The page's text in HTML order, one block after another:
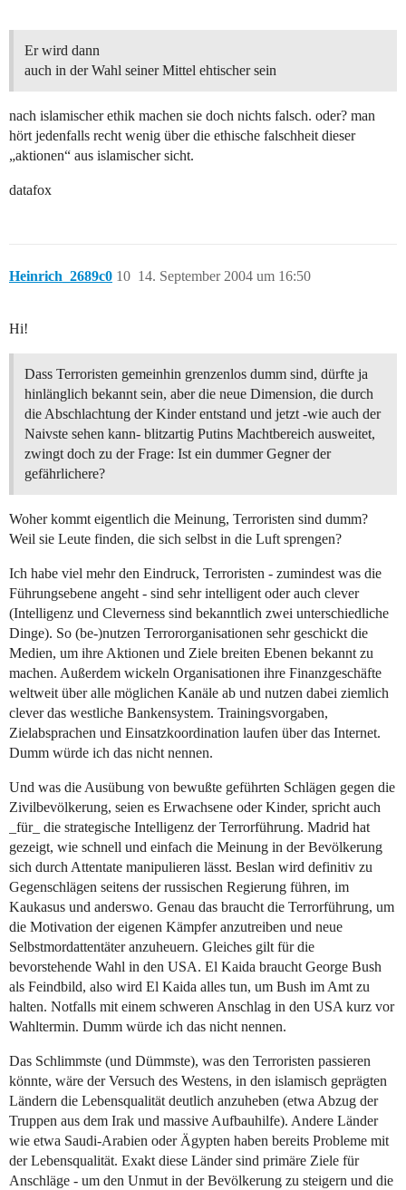
Er wird dann
auch in der Wahl seiner Mittel ehtischer sein
nach islamischer ethik machen sie doch nichts falsch. oder? man
hört jedenfalls recht wenig über die ethische falschheit dieser
„aktionen“ aus islamischer sicht.
datafox
Heinrich_2689c0 14. September 2004 um 16:50
10
Hi!
Dass Terroristen gemeinhin grenzenlos dumm sind, dürfte ja
hinlänglich bekannt sein, aber die neue Dimension, die durch
die Abschlachtung der Kinder entstand und jetzt -wie auch der
Naivste sehen kann- blitzartig Putins Machtbereich ausweitet,
zwingt doch zu der Frage: Ist ein dummer Gegner der
gefährlichere?
Woher kommt eigentlich die Meinung, Terroristen sind dumm?
Weil sie Leute finden, die sich selbst in die Luft sprengen?
Ich habe viel mehr den Eindruck, Terroristen - zumindest was die
Führungsebene angeht - sind sehr intelligent oder auch clever
(Intelligenz und Cleverness sind bekanntlich zwei unterschiedliche
Dinge). So (be-)nutzen Terrororganisationen sehr geschickt die
Medien, um ihre Aktionen und Ziele breiten Ebenen bekannt zu
machen. Außerdem wickeln Organisationen ihre Finanzgeschäfte
weltweit über alle möglichen Kanäle ab und nutzen dabei ziemlich
clever das westliche Bankensystem. Trainingsvorgaben,
Zielabsprachen und Einsatzkoordination laufen über das Internet.
Dumm würde ich das nicht nennen.
Und was die Ausübung von bewußte geführten Schlägen gegen die
Zivilbevölkerung, seien es Erwachsene oder Kinder, spricht auch
_für_ die strategische Intelligenz der Terrorführung. Madrid hat
gezeigt, wie schnell und einfach die Meinung in der Bevölkerung
sich durch Attentate manipulieren lässt. Beslan wird definitiv zu
Gegenschlägen seitens der russischen Regierung führen, im
Kaukasus und anderswo. Genau das braucht die Terrorführung, um
die Motivation der eigenen Kämpfer anzutreiben und neue
Selbstmordattentäter anzuheuern. Gleiches gilt für die
bevorstehende Wahl in den USA. El Kaida braucht George Bush
als Feindbild, also wird El Kaida alles tun, um Bush im Amt zu
halten. Notfalls mit einem schweren Anschlag in den USA kurz vor
Wahltermin. Dumm würde ich das nicht nennen.
Das Schlimmste (und Dümmste), was den Terroristen passieren
könnte, wäre der Versuch des Westens, in den islamisch geprägten
Ländern die Lebensqualität deutlich anzuheben (etwa Abzug der
Truppen aus dem Irak und massive Aufbauhilfe). Andere Länder
wie etwa Saudi-Arabien oder Ägypten haben bereits Probleme mit
der Lebensqualität. Exakt diese Länder sind primäre Ziele für
Anschläge - um den Unmut in der Bevölkerung zu steigern und die